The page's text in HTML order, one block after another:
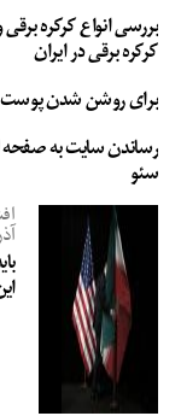
بنابراین بسته به
اخبار اقتصادی
بررسی انواع کرکره
کرکره برقی در ایران
برای روشن شدن پوست
رساندن سایت به صفحه
سئو